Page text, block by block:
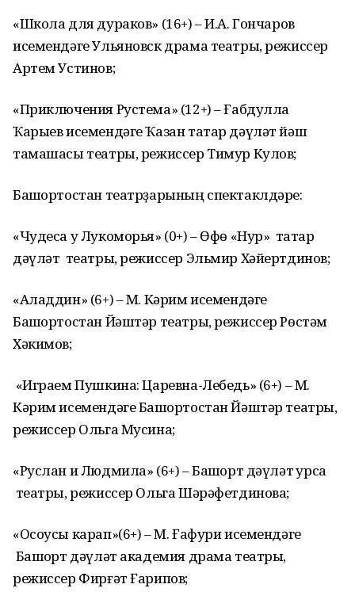
«Школа для дураков» (16+) – И.А. Гончаров
исемендәге Ульяновск драма театры, режиссер
Артем Устинов;
«Приключения Рустема» (12+) – Ғабдулла
Ҡарыев исемендәге Ҡазан татар дәүләт йәш
тамашасы театры, режиссер Тимур Кулов;
Башҡортостан театрҙарының спектаклдәре:
«Чудеса у Лукоморья» (0+) – Өфө «Нур» татар
дәүләт театры, режиссер Эльмир Хәйертдинов;
«Аладдин» (6+) – М. Кәрим исемендәге
Башҡортостан Йәштәр театры, режиссер Рөстәм
Хәкимов;
«Играем Пушкина: Царевна-Лебедь» (6+) – М.
Кәрим исемендәге Башҡортостан Йәштәр театры,
режиссер Ольга Мусина;
«Руслан и Людмила» (6+) – Башҡорт дәүләт ҡурсаҡ
театры, режиссер Ольга Шәрәфетдинова;
«Осоусы карап»(6+) – М. Ғафури исемендәге
Башҡорт дәүләт академия драма театры,
режиссер Фирғәт Ғарипов;